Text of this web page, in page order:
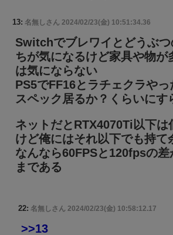
13: 名無しさん 2024/02/23(金) 10:51:34.36
Switchでブレワイとどうぶ
ちが気になるけど家具や物が
は気にならない
PS5でFF16とラチェクラや
スペック居るか？くらいにす
ネットだとRTX4070Ti以下は
けど俺にはそれ以下でも持て
なんなら60FPSと120fpsの差
まである
22: 名無しさん 2024/02/23(金) 10:58:12.17
>>13